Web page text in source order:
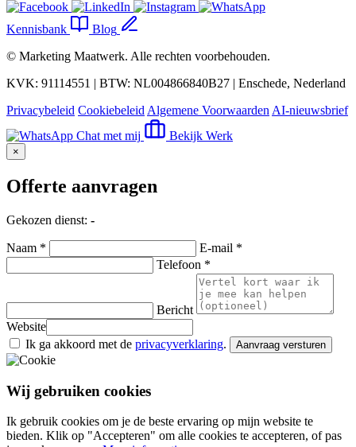
Kennisbank
Blog
© Marketing Maatwerk. Alle rechten voorbehouden.
KVK: 91114551 | BTW: NL004866840B27 | Enschede, Nederland
Privacybeleid Cookiebeleid Algemene Voorwaarden AI-nieuwsbrief
Chat met mij
Bekijk Werk
×
Offerte aanvragen
Gekozen dienst: -
Naam *
E-mail *
Telefoon *
Bericht
Website
Ik ga akkoord met de privacyverklaring. Aanvraag versturen
Wij gebruiken cookies
Ik gebruik cookies om je de beste ervaring op mijn website te
bieden. Klik op "Accepteren" om alle cookies te accepteren, of pas